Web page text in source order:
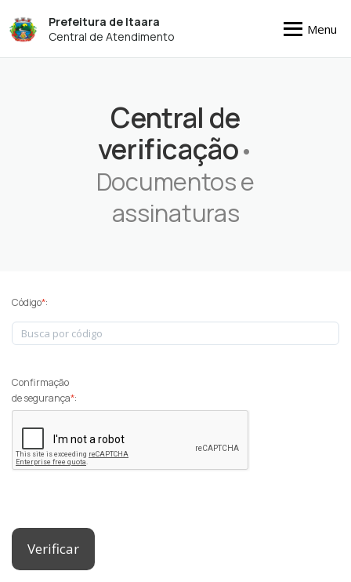
Prefeitura de Itaara
Central de Atendimento
Menu
Central de
verificação•
Documentos e
assinaturas
Código*:
Confirmação
de segurança*:
Verificar